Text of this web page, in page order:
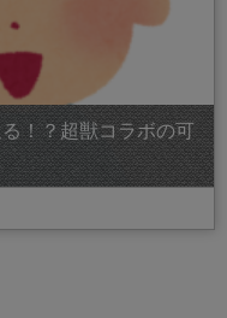
！？超獣コラボの可